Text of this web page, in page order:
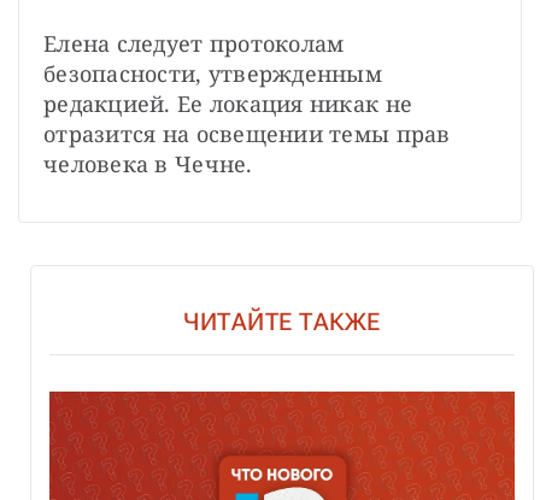
Елена следует протоколам
безопасности, утвержденным
редакцией. Ее локация никак не
отразится на освещении темы прав
человека в Чечне.
ЧИТАЙТЕ ТАКЖЕ